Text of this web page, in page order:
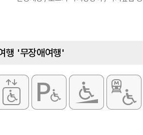
행 '무장애여행'